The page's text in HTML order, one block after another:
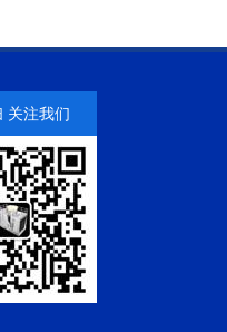
关注我们